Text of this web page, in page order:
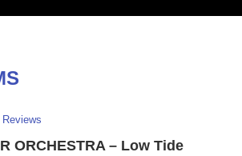
Reviews
ORCHESTRA – Low Tide